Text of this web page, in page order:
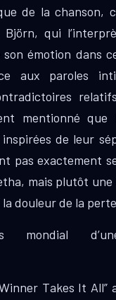
de la chanson,
Björn, qui
émotion dans
aux paroles
mentionné que
de leur
pas exactement
mais plutôt
douleur de la
mondial
Takes It All”